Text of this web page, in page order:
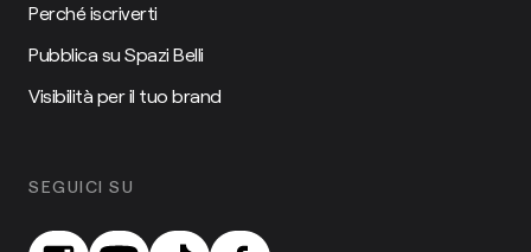
Perché iscriverti
Pubblica su Spazi Belli
Visibilità per il tuo brand
SEGUICI SU